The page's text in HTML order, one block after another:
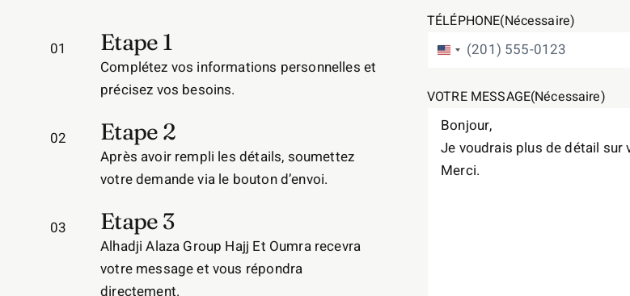
01 Etape 1
Complétez vos informations personnelles et
précisez vos besoins.
02 Etape 2
Après avoir rempli les détails, soumettez
votre demande via le bouton d’envoi.
03 Etape 3
Alhadji Alaza Group Hajj Et Oumra recevra
votre message et vous répondra
directement.
TÉLÉPHONE(Nécessaire)
ÉTATS-UNIS +1
VOTRE MESSAGE(Nécessaire)